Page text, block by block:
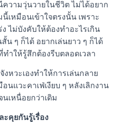
ความวุ่นวายในชีวิต ไม่ได้อยาก
หมือนเข้าใจตรงนั้น เพราะ
ไม่บังคับให้ต้องทำอะไรเกิน
น ๆ ก็ได้ อยากเล่นยาว ๆ ก็ได้
ำให้รู้สึกต้องรีบตลอดเวลา
หวะเองทำให้การเล่นกลาย
นแวะคาเฟ่เงียบ ๆ หลังเลิกงาน
เหนื่อยกว่าเดิม
ะคุยกันรู้เรื่อง